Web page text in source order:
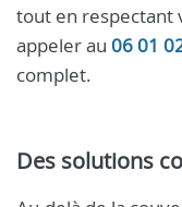
tout en respectant
appeler au 06 01
complet.
Des solutions